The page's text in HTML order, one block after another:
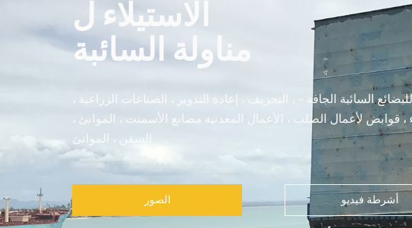
الاستيلاء ل
مناولة السائبة
السائبة الجافة - ، التجريف ، إعادة التدوير ، الصناعات الزراعية ،
، قوابض لأعمال الصلب ، الأعمال المعدنية مصانع الأسمنت ، الموانئ ،
السفن ، الموانئ
الصور أشرطة فيديو